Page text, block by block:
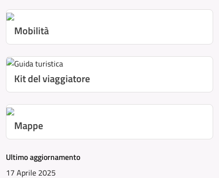
Mobilità
Kit del viaggiatore
Mappe
Ultimo aggiornamento
17 Aprile 2025